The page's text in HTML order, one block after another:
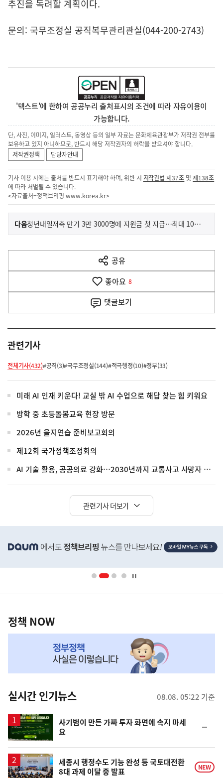
추진을 독려할 계획이다.
문의: 국무조정실 공직복무관리관실(044-200-2743)
'텍스트'에 한하여 공공누리 출처표시의 조건에 따라 자유이용이
가능합니다.
단, 사진, 이미지, 일러스트, 동영상 등의 일부 자료는 문화체육관광부가 저작권 전부를
보유하고 있지 아니하므로, 반드시 해당 저작권자의 허락을 받으셔야 합니다.
저작권정책
담당자안내
기사 이용 시에는 출처를 반드시 표기해야 하며, 위반 시 저작권법 제37조 및제138조
에 따라 처벌될 수 있습니다.
<자료출처=정책브리핑 www.korea.kr>
이
전
다
음
다음기
청년내일저축 만기 3만 3000명에 지원금 첫 지급…최대 1080만 원
공유
열
기
좋아요 8
댓글보기
관련기사
전체기사(432)#공직(3)#국무조정실(144)#적극행정(10)#정부(33)
미래 AI 인재 키운다! 교실 밖 AI 수업으로 해답 찾는 힘 키워요
방학 중 초등돌봄교육 현장 방문
2026년 을지연습 준비보고회의
제12회 국가정책조정회의
AI 기술 활용, 공공의료 강화…2030년까지 교통사고 사망자 30%↓
관련기사 더보기
단
영
책
NOW,
뉴
스
정책 NOW
실시간 인기뉴스 08.08. 05:22 기준
사기범이 만든 가짜 투자 화면에 속지 마세
요
일
세종시 행정수도 기능 완성 등 국토대전환
8대 과제 이달 중 발표
NEW